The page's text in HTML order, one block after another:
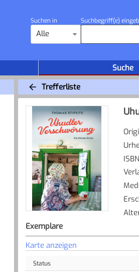
Suchen in
Alle
Suchbegriff(e)
Suche
Trefferliste
ISBN
Exemplare
Karte anzeigen
Status